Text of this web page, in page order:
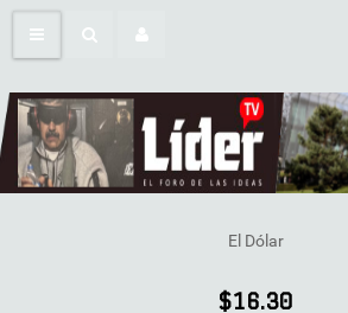
El Dólar
$16.30